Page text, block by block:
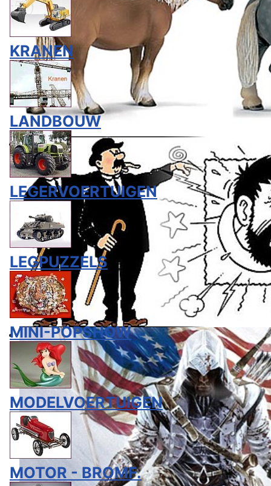
KRANEN
LANDBOUW
LEGERVOERTUIGEN
LEGPUZZELS
MINI-POPSHOW
MODELVOERTUIGEN
MOTOR - BROMF.